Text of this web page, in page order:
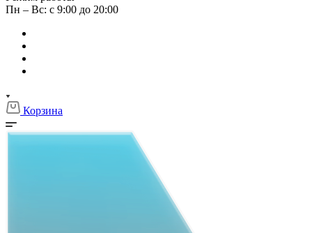
Пн – Вс: с 9:00 до 20:00
Корзина